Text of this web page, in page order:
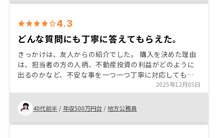
4.3
どんな質問にも丁寧に答えてもらえた。
きっかけは、友人からの紹介でした。 購入を決めた理由
は、担当者の方の人柄、不動産投資の利益がどのように
出るのかなど、不安な事を一つ一つ丁寧に対応してもら
えたので大きな買い物でしたが、安心して出来ました。
利益が出るまでは時間はかかるかもしれませんが、今後
が楽しみです。
2025年12月05日
40代前半 / 年収500万円台 /地方公務員